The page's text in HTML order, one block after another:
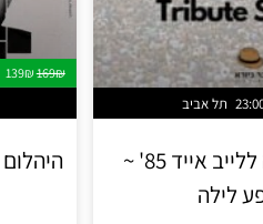
תל אביב
מופע מחווה ללייב אייד 85' ~
לילה
169₪
139₪